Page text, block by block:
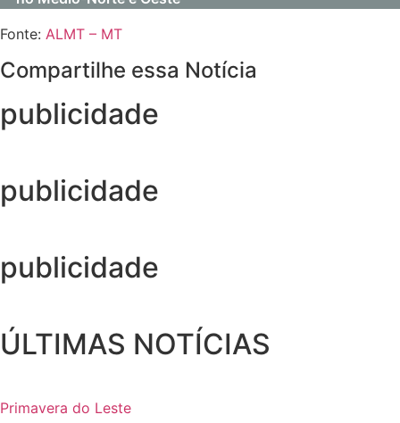
Fonte: ALMT – MT
Compartilhe essa Notícia
publicidade
publicidade
publicidade
ÚLTIMAS NOTÍCIAS
Primavera do Leste